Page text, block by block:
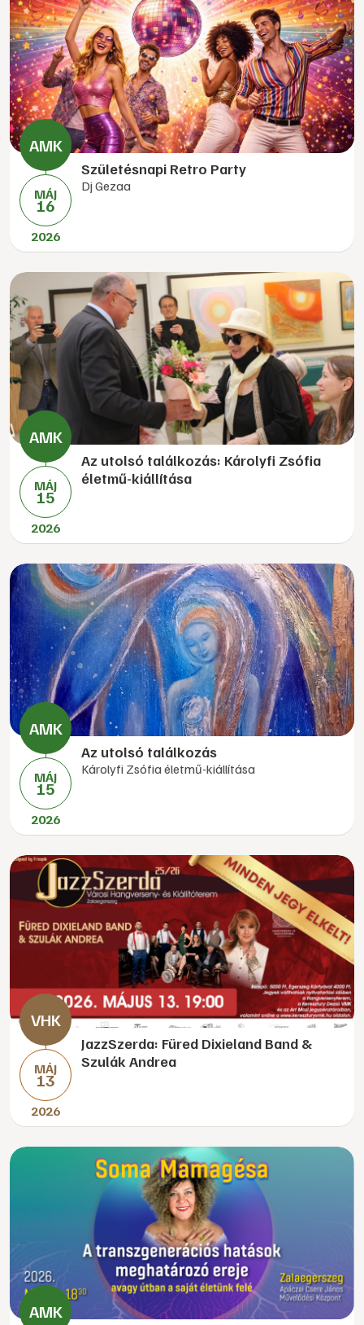
MÁJ
16
2026
Születésnapi Retro Party
Dj Gezaa
MÁJ
15
2026
Az utolsó találkozás: Károlyfi Zsófia
életmű-kiállítása
MÁJ
15
2026
Az utolsó találkozás
Károlyfi Zsófia életmű-kiállítása
MÁJ
13
2026
JazzSzerda: Füred Dixieland Band &
Szulák Andrea